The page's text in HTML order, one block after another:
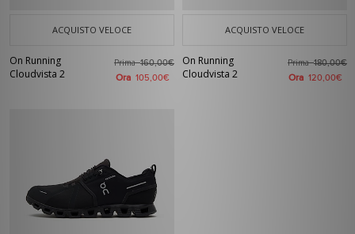
ACQUISTO VELOCE
On Running
Cloudvista 2
Prima160,00€
Ora 105,00€
ACQUISTO VELOCE
On Running
Cloudvista 2
Prima180,00€
Ora 120,00€